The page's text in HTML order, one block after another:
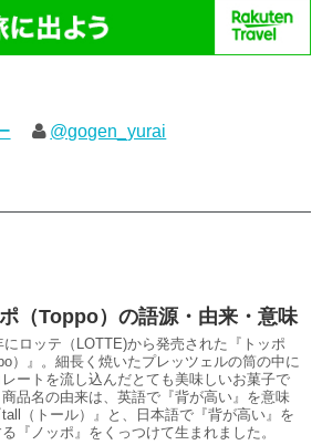
@gogen_yurai
ポ（Toppo）の語源・由来・意味
にロッテ（LOTTE)から発売された『トッポ
）』。細長く焼いたプレッツェルの筒の中に
ートを流し込んだとても美味しいお菓子で
品名の由来は、英語で『背が高い』を意味
（トール）』と、日本語で『背が高い』を
『ノッポ』をくっつけて生まれました。